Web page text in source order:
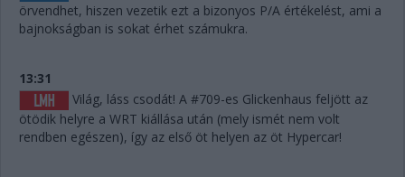
örvendhet, hiszen vezetik ezt a bizonyos P/A értékelést, ami a
bajnokságban is sokat érhet számukra.
13:31
Világ, láss csodát! A #709-es Glickenhaus feljött az
ötödik helyre a WRT kiállása után (mely ismét nem volt
rendben egészen), így az első öt helyen az öt Hypercar!